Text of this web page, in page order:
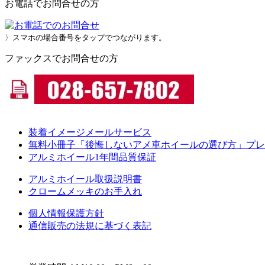
お電話でお問合せの方
〉スマホの場合番号をタップでつながります。
ファックスでお問合せの方
装着イメージメールサービス
無料小冊子「後悔しないアメ車ホイールの選び方」プ
アルミホイール1年間品質保証
アルミホイール取扱説明書
クロームメッキのお手入れ
個人情報保護方針
通信販売の法規に基づく表記